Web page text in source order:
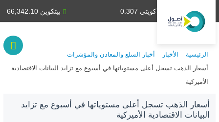
بيتكوين 66,342.10 دينار كويتي 0.307
الرئيسية الأخبار
أخبار السلع والمعادن والمؤشرات
أسعار الذهب تسجل أعلى مستوياتها في أسبوع مع تزايد البيانات الاقتصادية
الأميركية
أسعار الذهب تسجل أعلى مستوياتها في أسبوع مع تزايد
البيانات الاقتصادية الأميركية